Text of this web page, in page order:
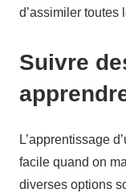
d’assimiler toutes
Suivre
L’apprentissage
facile quand on
diverses options